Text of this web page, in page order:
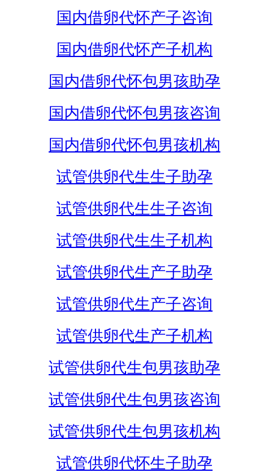
国内借卵代怀产子咨询
国内借卵代怀产子机构
国内借卵代怀包男孩助孕
国内借卵代怀包男孩咨询
国内借卵代怀包男孩机构
试管供卵代生生子助孕
试管供卵代生生子咨询
试管供卵代生生子机构
试管供卵代生产子助孕
试管供卵代生产子咨询
试管供卵代生产子机构
试管供卵代生包男孩助孕
试管供卵代生包男孩咨询
试管供卵代生包男孩机构
试管供卵代怀生子助孕